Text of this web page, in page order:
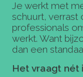
Je werkt met
schuurt, verrast
professionals
werkt. Want
dan een
Het vraagt nét